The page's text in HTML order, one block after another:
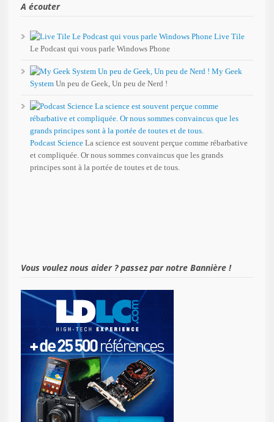
A écouter
Live Tile
Le Podcast qui vous parle Windows Phone
My Geek
System Un peu de Geek, Un peu de Nerd !
Podcast Science La science est souvent perçue comme rébarbative
et compliquée. Or nous sommes convaincus que les grands
principes sont à la portée de toutes et de tous.
Vous voulez nous aider ? passez par notre Bannière !